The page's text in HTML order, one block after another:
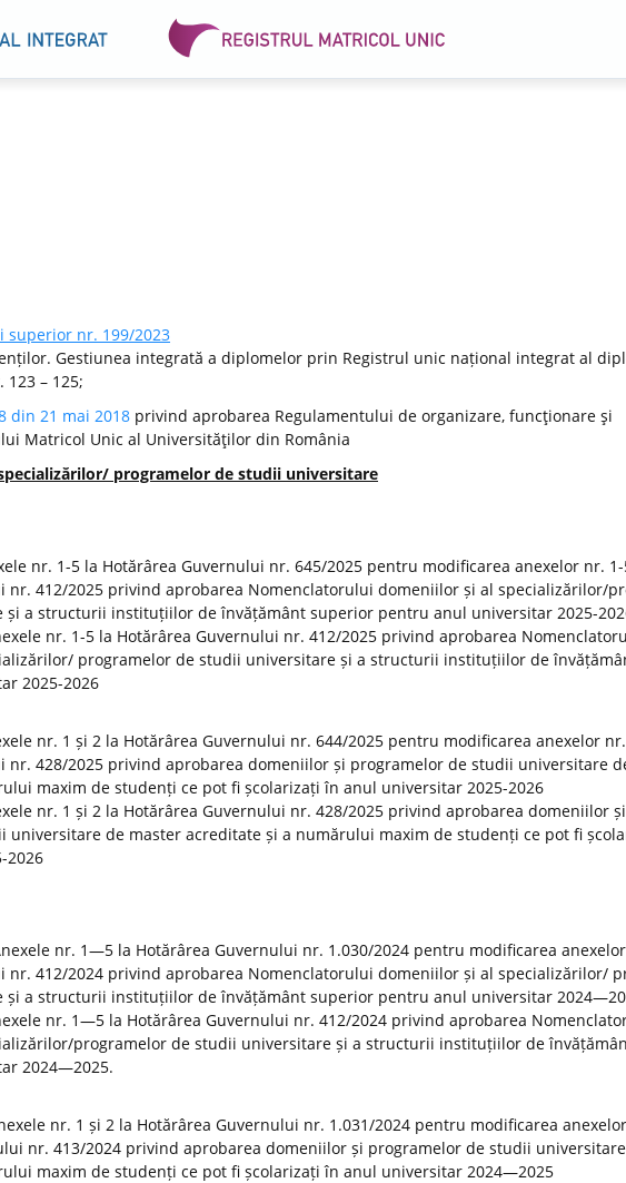
superior nr. 199/2023
Gestiunea integrată a diplomelor prin Registrul unic național integrat al
123 – 125;
din 21 mai 2018 privind aprobarea Regulamentului de organizare, funcţionare şi
Matricol Unic al Universităţilor din România
programelor de studii universitare
nr. 1-5 la Hotărârea Guvernului nr. 645/2025 pentru modificarea anexelor nr. 1-
nr. 412/2025 privind aprobarea Nomenclatorului domeniilor și al specializărilor/
și a structurii instituțiilor de învățământ superior pentru anul universitar 2025-
nr. 1-5 la Hotărârea Guvernului nr. 412/2025 privind aprobarea
programelor de studii universitare și a structurii instituțiilor de
2025-2026
nr. 1 și 2 la Hotărârea Guvernului nr. 644/2025 pentru modificarea anexelor
nr. 428/2025 privind aprobarea domeniilor și programelor de studii universitare
maxim de studenți ce pot fi școlarizați în anul universitar 2025-2026
nr. 1 și 2 la Hotărârea Guvernului nr. 428/2025 privind aprobarea domeniilor și
universitare de master acreditate și a numărului maxim de studenți ce pot fi
2026
nr. 1—5 la Hotărârea Guvernului nr. 1.030/2024 pentru modificarea
nr. 412/2024 privind aprobarea Nomenclatorului domeniilor și al specializărilor/
și a structurii instituțiilor de învățământ superior pentru anul universitar
nr. 1—5 la Hotărârea Guvernului nr. 412/2024 privind aprobarea
programelor de studii universitare și a structurii instituțiilor de
2024—2025.
nr. 1 și 2 la Hotărârea Guvernului nr. 1.031/2024 pentru modificarea
nr. 413/2024 privind aprobarea domeniilor și programelor de studii
maxim de studenți ce pot fi școlarizați în anul universitar 2024—2025